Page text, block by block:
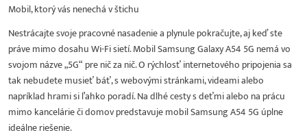
Mobil, ktorý vás nenechá v štichu
Nestrácajte svoje pracovné nasadenie a plynule pokračujte, aj keď ste
práve mimo dosahu Wi-Fi sietí. Mobil Samsung Galaxy A54 5G nemá vo
svojom názve „5G“ pre nič za nič. O rýchlosť internetového pripojenia sa
tak nebudete musieť báť, s webovými stránkami, videami alebo
napríklad hrami si ľahko poradí. Na dlhé cesty s deťmi alebo na prácu
mimo kancelárie či domov predstavuje mobil Samsung A54 5G úplne
ideálne riešenie.